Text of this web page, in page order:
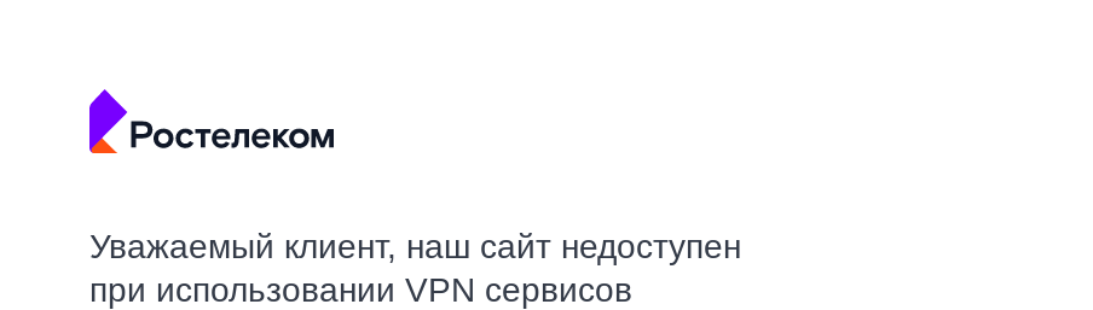
Уважаемый клиент, наш сайт недоступен
при использовании VPN сервисов